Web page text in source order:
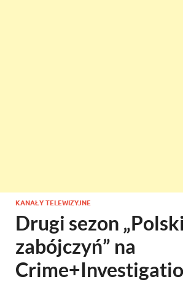
KANAŁY TELEWIZYJNE
Drugi sezon
zabójczyń” na